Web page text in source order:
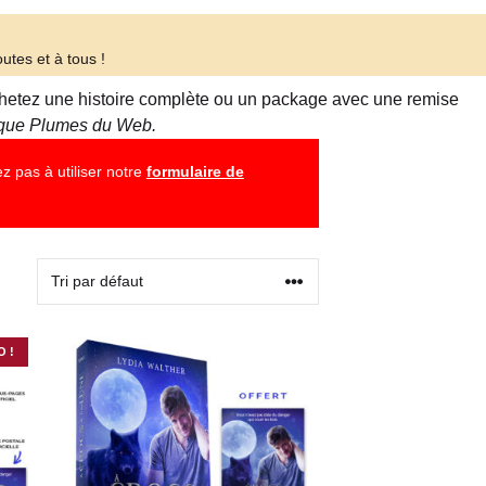
et à tous !
une histoire complète ou un package avec une remise
Plumes du Web.
pas à utiliser notre formulaire de
!